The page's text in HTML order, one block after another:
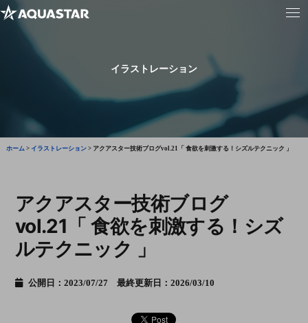
イラストレーション
ホーム> イラストレーション> アクアスター技術ブログvol.21「 食欲を刺激する！シズルテクニック 」
アクアスター技術ブログ
vol.21「 食欲を刺激する！シズ
ルテクニック 」
公開日：2023/07/27 最終更新日：2026/03/10